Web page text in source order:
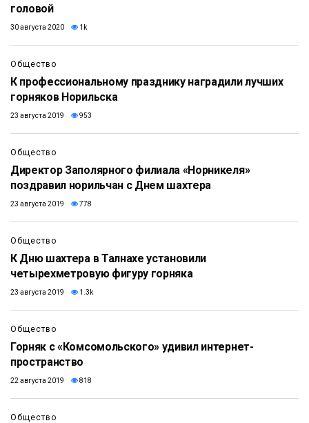
головой
30 августа 2020 1k
Общество
К профессиональному празднику наградили лучших
горняков Норильска
23 августа 2019 953
Общество
Директор Заполярного филиала «Норникеля»
поздравил норильчан с Днем шахтера
23 августа 2019 778
Общество
К Дню шахтера в Талнахе установили
четырехметровую фигуру горняка
23 августа 2019 1.3k
1:42
Общество
Горняк с «Комсомольского» удивил интернет-
пространство
22 августа 2019 818
Общество